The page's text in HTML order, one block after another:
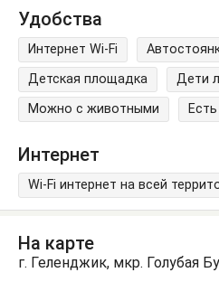
Удобства
Интернет Wi-Fi
Детская площадка
Дети
Можно с животными
Интернет
Wi-Fi интернет на всей
На карте
г. Геленджик, мкр. Голубая